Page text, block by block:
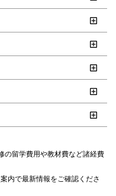
の留学費用や教材費など諸経費
内で最新情報をご確認くださ